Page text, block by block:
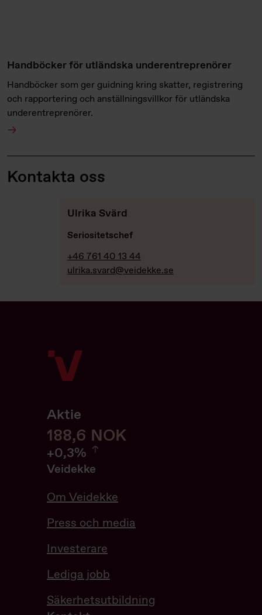
Handböcker för utländska underentreprenörer
Handböcker som ger guidning kring skatter, registrering
och rapportering och anställningsvillkor för utländska
underentreprenörer.
Kontakta oss
Ulrika Svärd
Seriositetschef
+46 761 40 13 44
ulrika.svard@veidekke.se
Aktie
188,6 NOK188,6
+0,3%
0.32%
Veidekke
Om Veidekke
Press och media
Investerare
Lediga jobb
Säkerhetsutbildning